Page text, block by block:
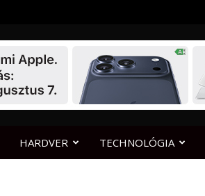
HARDVER TECHNOLÓGIA